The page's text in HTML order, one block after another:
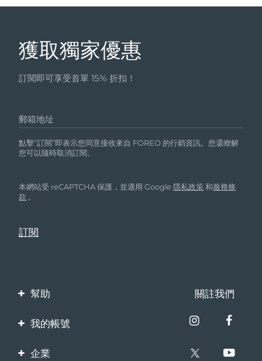
獲取獨家優惠
訂閱即可享受首單 15% 折扣！
郵箱地址
點擊“訂閱”即表示您同意接收來自 FOREO 的行銷資訊。您還瞭解
您可以隨時取消訂閱。
本網站受 reCAPTCHA 保護，並適用 Google隱私政策 和服務條
款 。
幫助
聯繫我們
關註我們
我的帳號
產品註冊
企業